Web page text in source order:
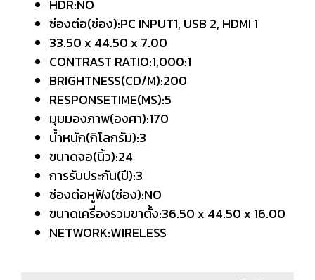
HDR:NO
ช่องต่อ(ช่อง):PC INPUT1, USB 2, HDMI 1
33.50 x 44.50 x 7.00
CONTRAST RATIO:1,000:1
BRIGHTNESS(CD/M):200
RESPONSETIME(MS):5
มุมมองภาพ(องศา):170
น้ำหนัก(กิโลกรัม):3
ขนาดจอ(นิ้ว):24
การรับประกัน(ปี):3
ช่องต่อหูฟัง(ช่อง):NO
ขนาดเครื่องรวมขาตั้ง:36.50 x 44.50 x 16.00
NETWORK:WIRELESS